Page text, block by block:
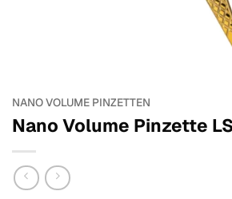
NANO VOLUME PINZETTEN
Nano Volume Pinzette